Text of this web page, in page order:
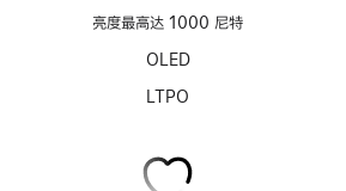
亮度最高达 1000 尼特
OLED
LTPO